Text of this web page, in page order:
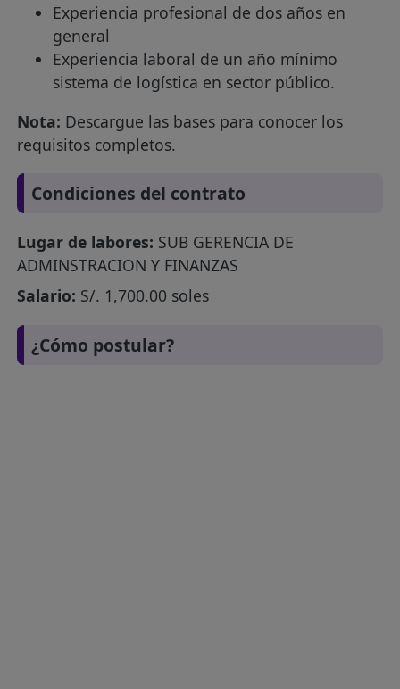
Experiencia profesional de dos años en
general
Experiencia laboral de un año mínimo
sistema de logística en sector público.
Nota: Descargue las bases para conocer los
requisitos completos.
Condiciones del contrato
Lugar de labores: SUB GERENCIA DE
ADMINSTRACION Y FINANZAS
Salario: S/. 1,700.00 soles
¿Cómo postular?